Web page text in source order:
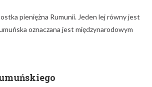
pieniężna Rumunii. Jeden lej równy jest
oznaczana jest międzynarodowym